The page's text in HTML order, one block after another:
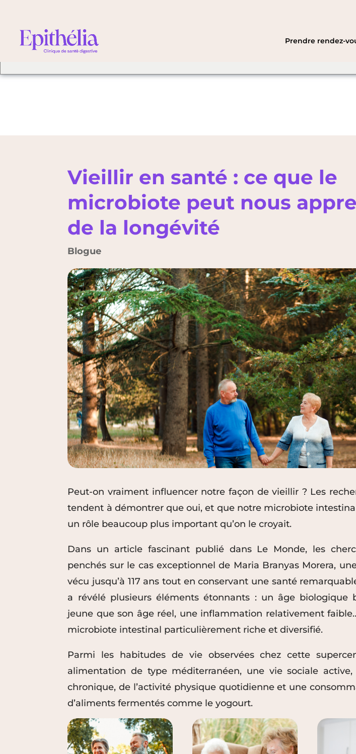
Prendre rendez-
Vieillir en santé : ce que le
microbiote peut nous
de la longévité
Blogue
Peut-on vraiment influencer notre façon de vieillir ? Les
tendent à démontrer que oui, et que notre microbiote
un rôle beaucoup plus important qu’on le croyait.
Dans un article fascinant publié dans Le Monde, les
penchés sur le cas exceptionnel de Maria Branyas Morera,
vécu jusqu’à 117 ans tout en conservant une santé
a révélé plusieurs éléments étonnants : un âge biologique
jeune que son âge réel, une inflammation relativement
microbiote intestinal particulièrement riche et diversifié.
Parmi les habitudes de vie observées chez cette
alimentation de type méditerranéen, une vie sociale
chronique, de l’activité physique quotidienne et une
d’aliments fermentés comme le yogourt.